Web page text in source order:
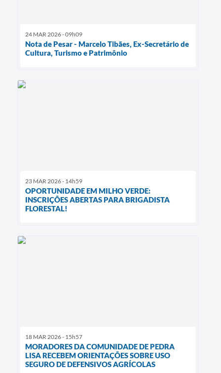
24 MAR 2026 - 09h09
Nota de Pesar - Marcelo Tibães, Ex-Secretário de
Cultura, Turismo e Patrimônio
23 MAR 2026 - 14h59
OPORTUNIDADE EM MILHO VERDE:
INSCRIÇÕES ABERTAS PARA BRIGADISTA
FLORESTAL!
18 MAR 2026 - 15h57
MORADORES DA COMUNIDADE DE PEDRA
LISA RECEBEM ORIENTAÇÕES SOBRE USO
SEGURO DE DEFENSIVOS AGRÍCOLAS